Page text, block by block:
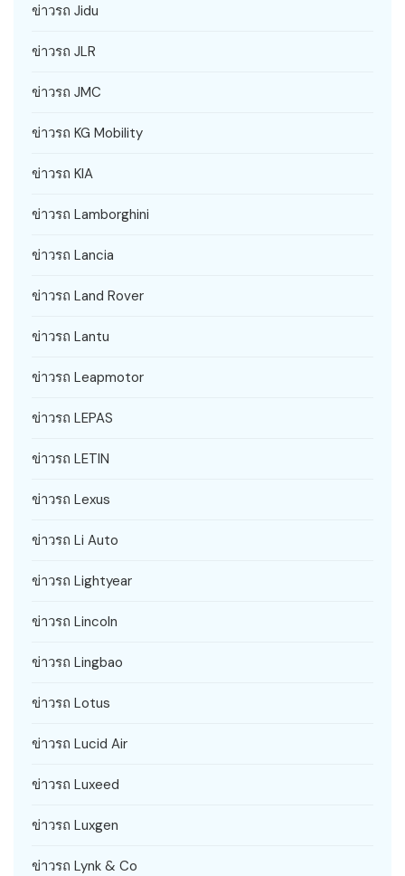
ข่าวรถ Jidu
ข่าวรถ JLR
ข่าวรถ JMC
ข่าวรถ KG Mobility
ข่าวรถ KIA
ข่าวรถ Lamborghini
ข่าวรถ Lancia
ข่าวรถ Land Rover
ข่าวรถ Lantu
ข่าวรถ Leapmotor
ข่าวรถ LEPAS
ข่าวรถ LETIN
ข่าวรถ Lexus
ข่าวรถ Li Auto
ข่าวรถ Lightyear
ข่าวรถ Lincoln
ข่าวรถ Lingbao
ข่าวรถ Lotus
ข่าวรถ Lucid Air
ข่าวรถ Luxeed
ข่าวรถ Luxgen
ข่าวรถ Lynk & Co